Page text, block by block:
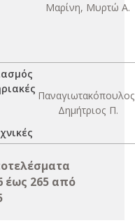
Μαρίνη, Μυρτώ Α.
Δημήτριος Π.
έως 265 από